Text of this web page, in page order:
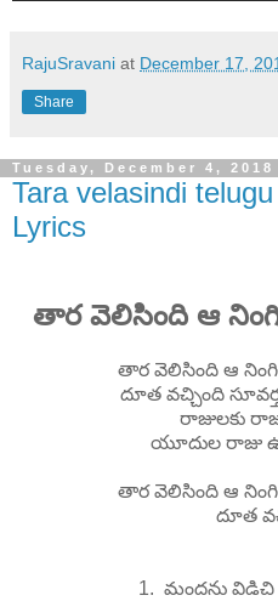
RajuSravani at December 17,
Share
Tuesday, December 4, 2018
Tara velasindi
Lyrics
తార వెలిసింది ఆ
తార వెలిసింది ఆ
దూత వచ్చింది
రాజులకు
యూదుల రాజు
తార వెలిసింది ఆ
దూత వచ్చింది
1. మందను